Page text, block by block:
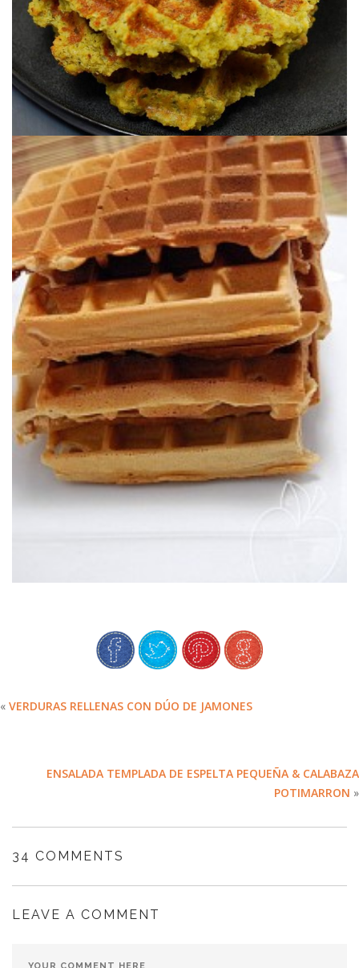
GOFRES DE CASTAÑAS & MIEL (SIN
MANTEQUILLA)
Unos gofres preparados con harina de castaña, tan dulce y sabrosa,
en buena compañia con el rico punto de miel en la masa.
« VERDURAS RELLENAS CON DÚO DE JAMONES
ENSALADA TEMPLADA DE ESPELTA PEQUEÑA & CALABAZA
POTIMARRON »
34 COMMENTS
LEAVE A COMMENT